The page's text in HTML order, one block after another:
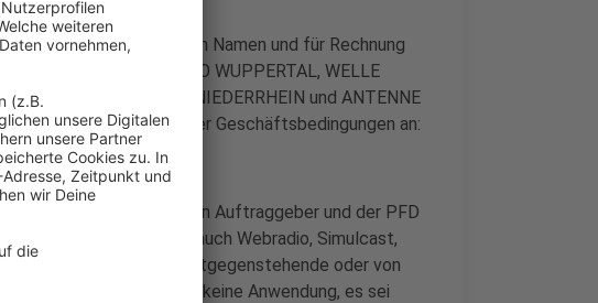
"PFD") bietet im eigenen Namen und für Rechnung
NEANDERTAL, RADIO WUPPERTAL, WELLE
RADIO RSG, ANTENNE NIEDERRHEIN und ANTENNE
folgender Allgemeiner Geschäftsbedingungen an:
ist der Vertrag zwischen Auftraggeber und der PFD
und Internet (u.a. auch Webradio, Simulcast,
jeweiligen Sender. Entgegenstehende oder von
Auftraggebers finden keine Anwendung, es sei